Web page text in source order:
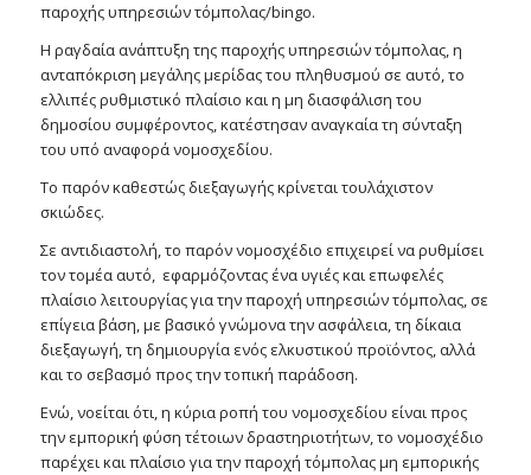
παροχής υπηρεσιών τόμπολας/bingo.
Η ραγδαία ανάπτυξη της παροχής υπηρεσιών τόμπολας, η
ανταπόκριση μεγάλης μερίδας του πληθυσμού σε αυτό, το
ελλιπές ρυθμιστικό πλαίσιο και η μη διασφάλιση του
δημοσίου συμφέροντος, κατέστησαν αναγκαία τη σύνταξη
του υπό αναφορά νομοσχεδίου.
Το παρόν καθεστώς διεξαγωγής κρίνεται τουλάχιστον
σκιώδες.
Σε αντιδιαστολή, το παρόν νομοσχέδιο επιχειρεί να ρυθμίσει
τον τομέα αυτό, εφαρμόζοντας ένα υγιές και επωφελές
πλαίσιο λειτουργίας για την παροχή υπηρεσιών τόμπολας, σε
επίγεια βάση, με βασικό γνώμονα την ασφάλεια, τη δίκαια
διεξαγωγή, τη δημιουργία ενός ελκυστικού προϊόντος, αλλά
και το σεβασμό προς την τοπική παράδοση.
Ενώ, νοείται ότι, η κύρια ροπή του νομοσχεδίου είναι προς
την εμπορική φύση τέτοιων δραστηριοτήτων, το νομοσχέδιο
παρέχει και πλαίσιο για την παροχή τόμπολας μη εμπορικής